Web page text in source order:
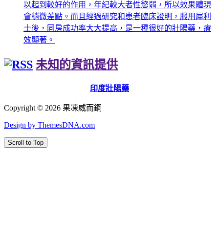
以起到較好的作用，年紀較大者性慾弱，所以效果體現
會稍微差點。而且經過研究和患者臨床證明，服用犀利
士後，同房成功率大大提高，是一種很好的壯陽藥，療
效顯著。
未知的資訊提供
印度壯陽藥
Copyright © 2026 果凍威而鋼
Design by ThemesDNA.com
Scroll to Top